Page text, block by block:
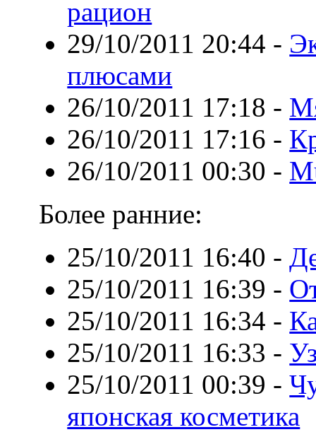
рацион
29/10/2011 20:44 -
плюсами
26/10/2011 17:18 -
26/10/2011 17:16 -
26/10/2011 00:30 -
Более ранние:
25/10/2011 16:40 -
25/10/2011 16:39 -
25/10/2011 16:34 -
25/10/2011 16:33 -
25/10/2011 00:39 -
японская косметика